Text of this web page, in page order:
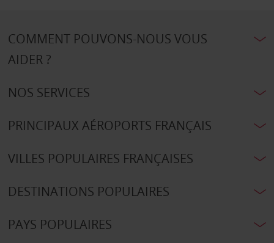
COMMENT POUVONS-NOUS VOUS
AIDER ?
NOS SERVICES
PRINCIPAUX AÉROPORTS FRANÇAIS
VILLES POPULAIRES FRANÇAISES
DESTINATIONS POPULAIRES
PAYS POPULAIRES